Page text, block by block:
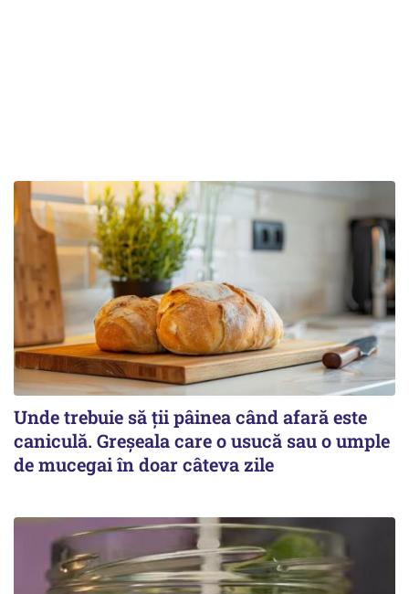
Unde trebuie să ții pâinea când afară este
caniculă. Greșeala care o usucă sau o umple
de mucegai în doar câteva zile